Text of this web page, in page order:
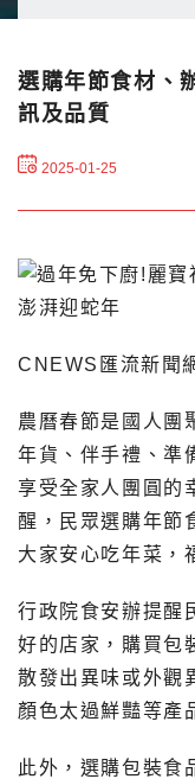
選購年節食材、
訊及品質
2025-01-25
CNEWS匯流新聞
農曆春節是國人團
年貨、伴手禮、準
享受全家人團圓的
醒，民眾選購年節
大家安心吃年菜，
行政院食安辦提醒
好的店家，購買包
散發出異味或外觀
顏色太過鮮豔等產
此外，選購包裝食